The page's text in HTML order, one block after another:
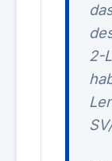
2-